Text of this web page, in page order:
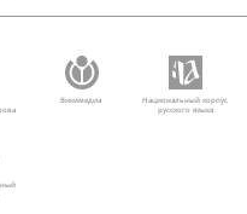
Викимедиа
Национальный корпус
русского языка